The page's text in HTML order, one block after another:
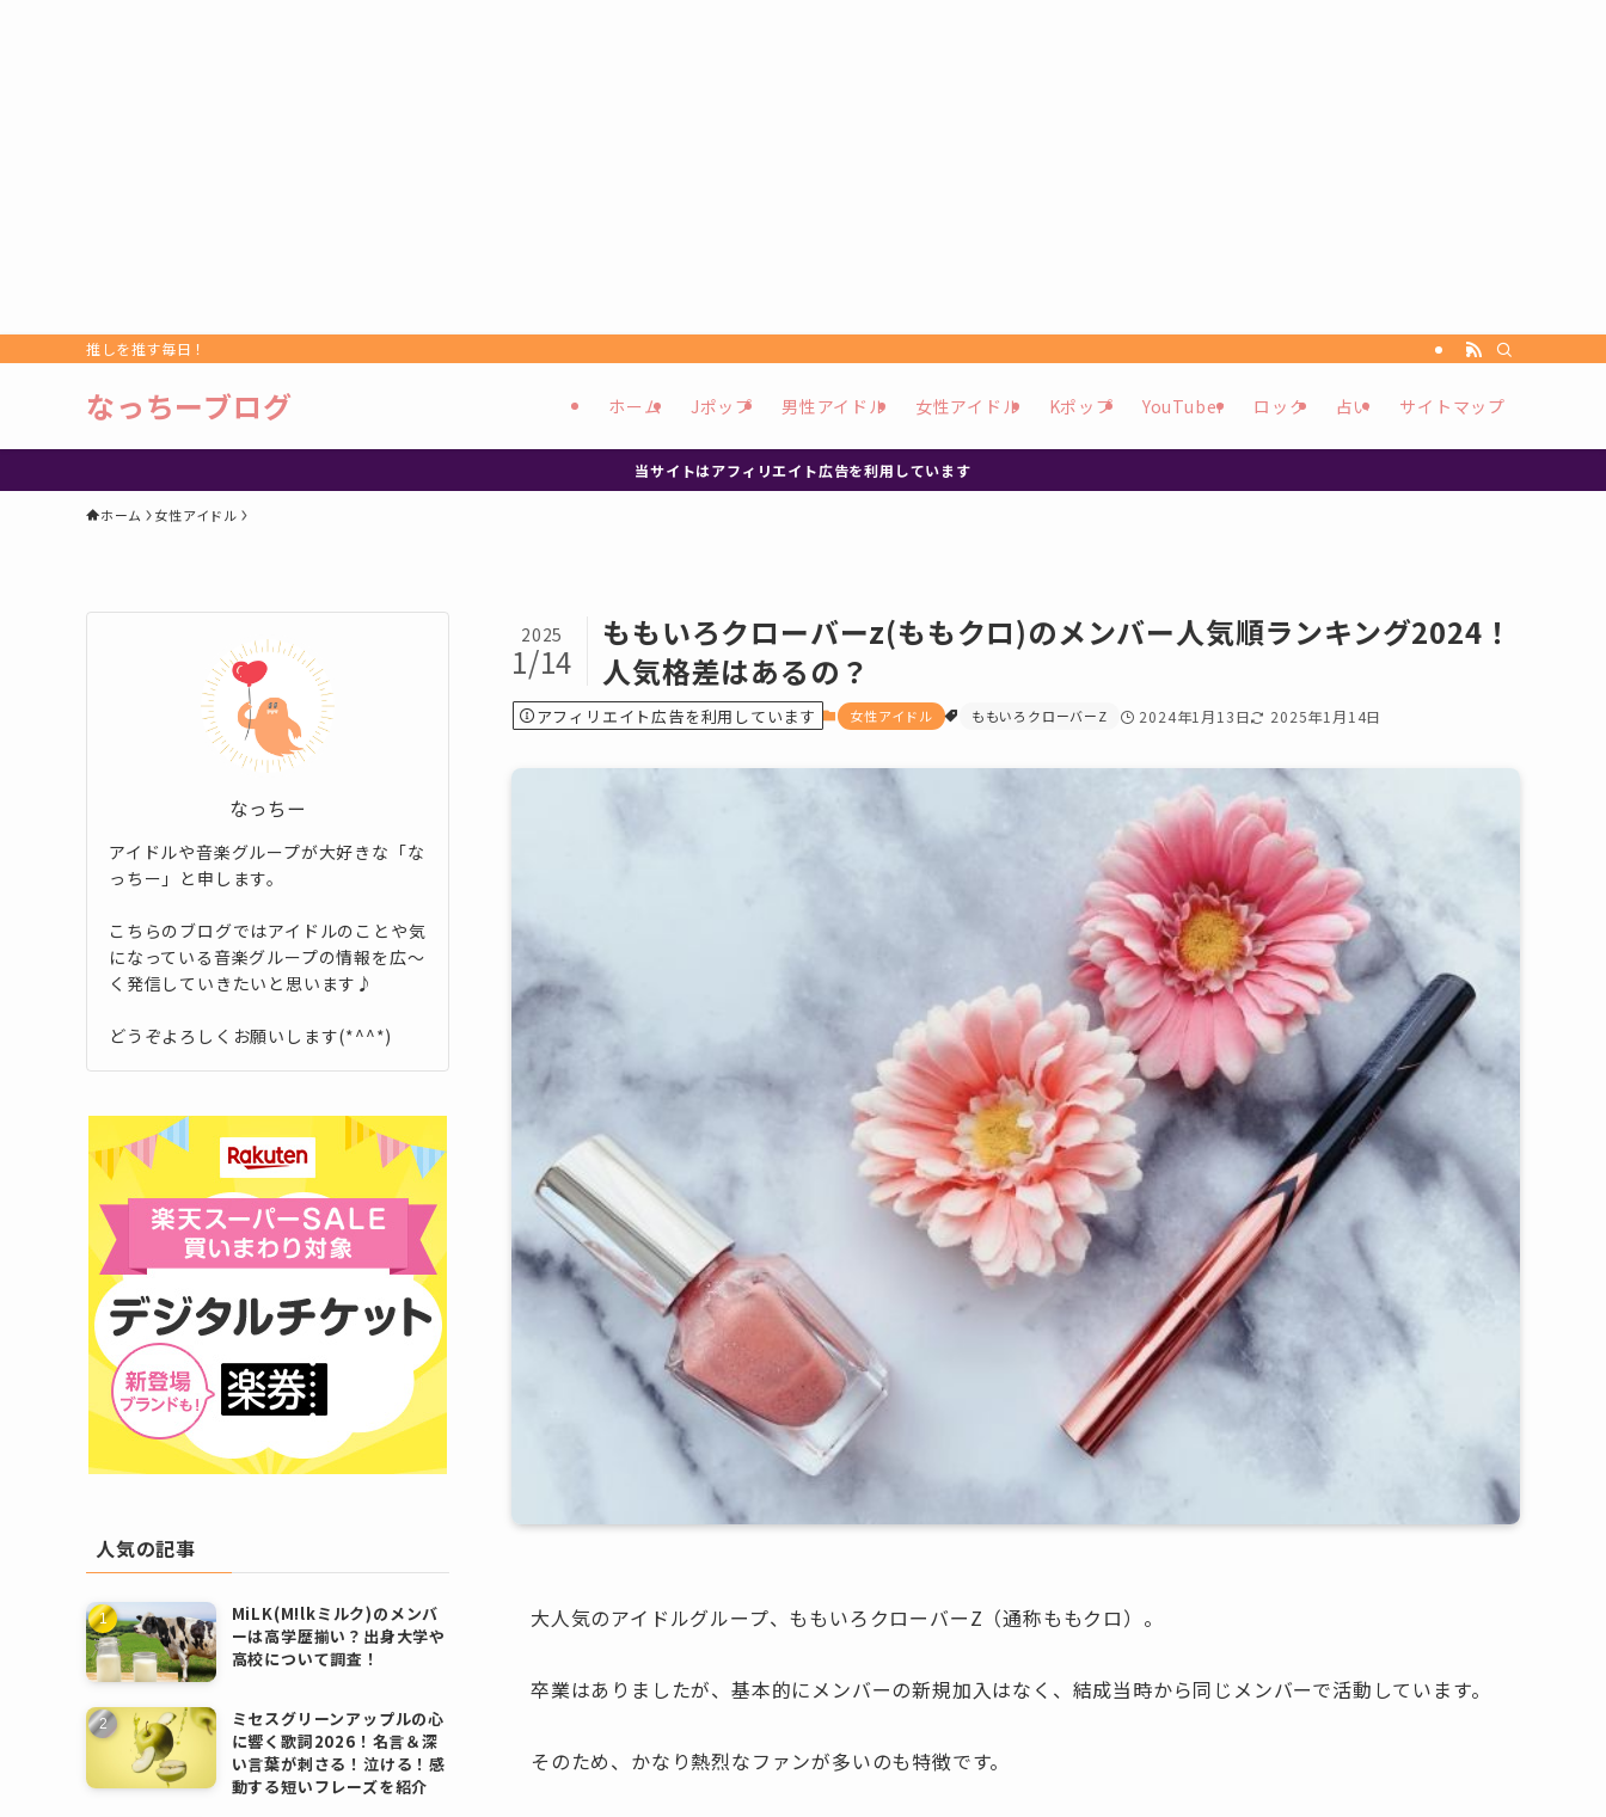
推しを推す毎日！
なっちーブログ ホーム Jポップ 男性アイドル 女性アイドル Kポップ YouTuber ロック 占い サイトマップ
当サイトはアフィリエイト広告を利用しています
ホーム 女性アイドル
ももいろクローバーz(ももクロ)のメンバー人気順ランキング2024！
人気格差はあるの？
2025
1/14
アフィリエイト広告を利用しています 女性アイドル ももいろクローバーZ 2024年1月13日 2025年1月14日
大人気のアイドルグループ、ももいろクローバーZ（通称ももクロ）。
卒業はありましたが、基本的にメンバーの新規加入はなく、結成当時から同じメンバーで活動しています。
そのため、かなり熱烈なファンが多いのも特徴です。
なっちー
アイドルや音楽グループが大好きな「な
っちー」と申します。
こちらのブログではアイドルのことや気
になっている音楽グループの情報を広～
く発信していきたいと思います♪
どうぞよろしくお願いします(*^^*)
人気の記事
MiLK(M!lkミルク)のメンバ
ーは高学歴揃い？出身大学や
高校について調査！
ミセスグリーンアップルの心
に響く歌詞2026！名言＆深
い言葉が刺さる！泣ける！感
動する短いフレーズを紹介